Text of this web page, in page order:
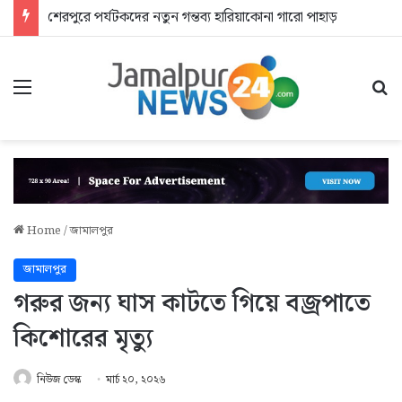
শেরপুরে পর্যটকদের নতুন গন্তব্য হারিয়াকোনা গারো পাহাড়
Menu
Home/জামালপুর
জামালপুর
গরুর জন্য ঘাস কাটতে গিয়ে বজ্রপাতে
কিশোরের মৃত্যু
নিউজ ডেস্ক মার্চ ২০, ২০২৬